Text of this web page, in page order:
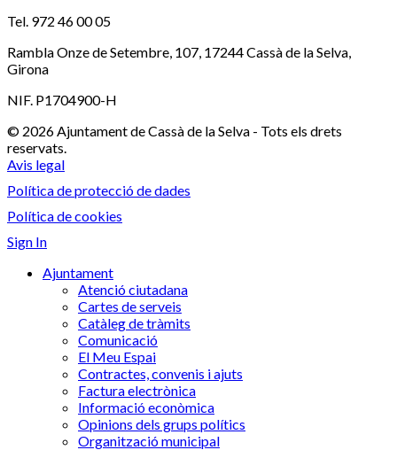
Tel. 972 46 00 05
Rambla Onze de Setembre, 107, 17244 Cassà de la Selva,
Girona
NIF. P1704900-H
© 2026 Ajuntament de Cassà de la Selva - Tots els drets
reservats.
Avis legal
Política de protecció de dades
Política de cookies
Sign In
Ajuntament
Atenció ciutadana
Cartes de serveis
Catàleg de tràmits
Comunicació
El Meu Espai
Contractes, convenis i ajuts
Factura electrònica
Informació econòmica
Opinions dels grups polítics
Organització municipal